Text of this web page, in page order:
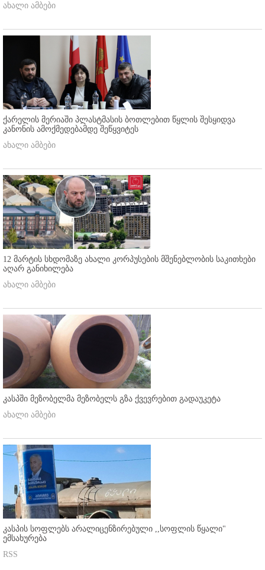
ახალი ამბები
ქარელის მერიაში პლასტმასის ბოთლებით წყლის შესყიდვა
კანონის ამოქმედებამდე შეწყვიტეს
ახალი ამბები
12 მარტის სხდომაზე ახალი კორპუსების მშენებლობის საკითხები
აღარ განიხილება
ახალი ამბები
კასპში მეზობელმა მეზობელს გზა ქვევრებით გადაუკეტა
ახალი ამბები
კასპის სოფლებს არალიცენზირებული ,,სოფლის წყალი"
ემსახურება
RSS